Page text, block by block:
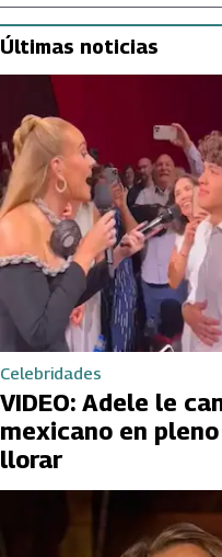
Últimas noticias
Celebridades
VIDEO: Adele le
mexicano en
llorar